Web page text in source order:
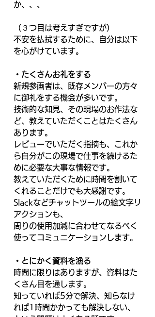
か、、、
（３つ目は考えすぎですが）
不安を払拭するために、自分は以下
を心がけています。
・たくさんお礼をする
新規参画者は、既存メンバーの方々
に御礼をする機会が多いです。
技術的な知見、その現場のお作法な
ど、教えていただくことはたくさん
あります。
レビューでいただく指摘も、これか
ら自分がこの現場で仕事を続けるた
めに必要な大事な情報です。
教えていただくために時間を割いて
くれることだけでも大感謝です。
Slackなどチャットツールの絵文字リ
アクションも、
周りの使用加減に合わせてなるべく
使ってコミュニケーションします。
・とにかく資料を漁る
時間に限りはありますが、資料はた
くさん目を通します。
知っていれば5分で解決、知らなけ
れば1時間かかっても解決しない、